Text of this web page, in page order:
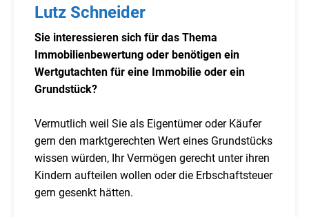
Lutz Schneider
Sie interessieren sich für das Thema
Immobilienbewertung oder benötigen ein
Wertgutachten für eine Immobilie oder ein
Grundstück?
Vermutlich weil Sie als Eigentümer oder Käufer
gern den marktgerechten Wert eines Grundstücks
wissen würden, Ihr Vermögen gerecht unter ihren
Kindern aufteilen wollen oder die Erbschaftsteuer
gern gesenkt hätten.